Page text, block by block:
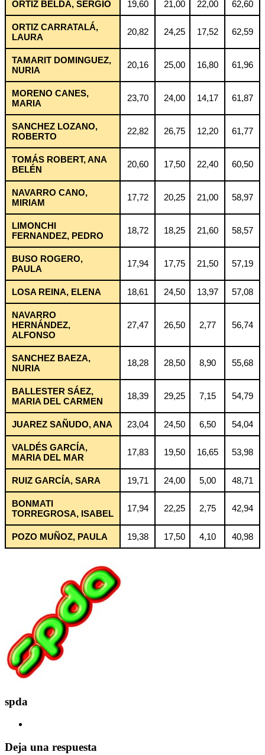
ORTIZ BELDA, SERGIO 19,60 21,00 22,00 62,60
ORTIZ CARRATALÁ,
LAURA
20,82 24,25 17,52 62,59
TAMARIT DOMINGUEZ,
NURIA
20,16 25,00 16,80 61,96
MORENO CANES,
MARIA
23,70 24,00 14,17 61,87
SANCHEZ LOZANO,
ROBERTO
22,82 26,75 12,20 61,77
TOMÁS ROBERT, ANA
BELÉN
20,60 17,50 22,40 60,50
NAVARRO CANO,
MIRIAM
17,72 20,25 21,00 58,97
LIMONCHI
FERNANDEZ, PEDRO
18,72 18,25 21,60 58,57
BUSO ROGERO,
PAULA
17,94 17,75 21,50 57,19
LOSA REINA, ELENA 18,61 24,50 13,97 57,08
NAVARRO
HERNÁNDEZ,
ALFONSO
27,47 26,50 2,77 56,74
SANCHEZ BAEZA,
NURIA
18,28 28,50 8,90 55,68
BALLESTER SÁEZ,
MARIA DEL CARMEN
18,39 29,25 7,15 54,79
JUAREZ SAÑUDO, ANA 23,04 24,50 6,50 54,04
VALDÉS GARCÍA,
MARIA DEL MAR
17,83 19,50 16,65 53,98
RUIZ GARCÍA, SARA 19,71 24,00 5,00 48,71
BONMATI
TORREGROSA, ISABEL
17,94 22,25 2,75 42,94
POZO MUÑOZ, PAULA 19,38 17,50 4,10 40,98
spda
Deja una respuesta